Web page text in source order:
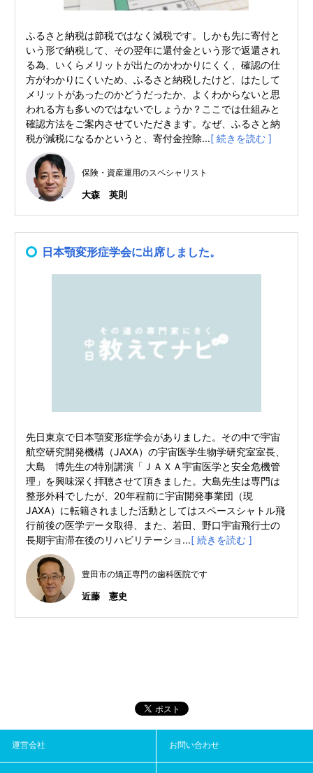
ふるさと納税は節税ではなく減税です。しかも先に寄付と
いう形で納税して、その翌年に還付金という形で返還され
る為、いくらメリットが出たのかわかりにくく、確認の仕
方がわかりにくいため、ふるさと納税したけど、はたして
メリットがあったのかどうだったか、よくわからないと思
われる方も多いのではないでしょうか？ここでは仕組みと
確認方法をご案内させていただきます。なぜ、ふるさと納
税が減税になるかというと、寄付金控除...[ 続きを読む ]
保険・資産運用のスペシャリスト
大森 英則
日本顎変形症学会に出席しました。
先日東京で日本顎変形症学会がありました。その中で宇宙
航空研究開発機構（JAXA）の宇宙医学生物学研究室室長、
大島 博先生の特別講演「ＪＡＸＡ宇宙医学と安全危機管
理」を興味深く拝聴させて頂きました。大島先生は専門は
整形外科でしたが、20年程前に宇宙開発事業団（現
JAXA）に転籍されました活動としてはスペースシャトル飛
行前後の医学データ取得、また、若田、野口宇宙飛行士の
長期宇宙滞在後のリハビリテーショ...[ 続きを読む ]
豊田市の矯正専門の歯科医院です
近藤 憲史
運営会社 お問い合わせ